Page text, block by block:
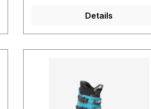
Details